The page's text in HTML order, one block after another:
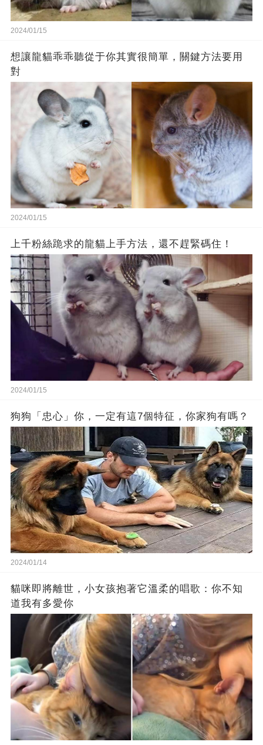
2024/01/15
想讓龍貓乖乖聽從于你其實很簡單，關鍵方法要用
對
2024/01/15
上千粉絲跪求的龍貓上手方法，還不趕緊碼住！
2024/01/15
狗狗「忠心」你，一定有這7個特征，你家狗有嗎？
2024/01/14
貓咪即將離世，小女孩抱著它溫柔的唱歌：你不知
道我有多愛你